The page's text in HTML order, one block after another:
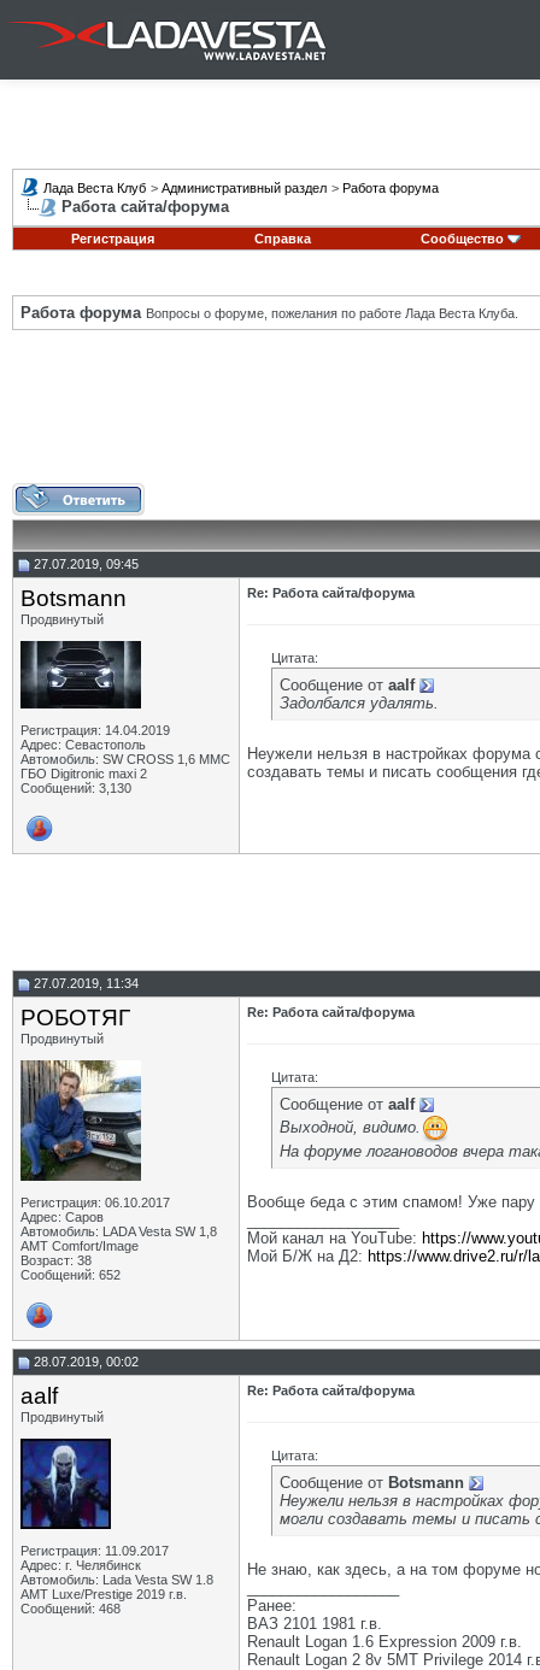
Лада Веста Клуб > Административный раздел > Работа форума
Работа сайта/форума
Регистрация Справка Сообщество
Работа форума Вопросы о форуме, пожелания по работе Лада Веста Клуба.
27.07.2019, 09:45
Botsmann
Продвинутый
Регистрация: 14.04.2019
Адрес: Севастополь
Автомобиль: SW CROSS 1,6 ММС
ГБО Digitronic maxi 2
Сообщений: 3,130
Re: Работа сайта/форума
Цитата:
Сообщение от aalf
Задолбался удалять.
Неужели нельзя в настройках
создавать темы и писать сообщения
27.07.2019, 11:34
РОБОТЯГ
Продвинутый
Регистрация: 06.10.2017
Адрес: Саров
Автомобиль: LADA Vesta SW 1,8
АМТ Comfort/Image
Возраст: 38
Сообщений: 652
Re: Работа сайта/форума
Цитата:
Сообщение от aalf
Выходной, видимо.
На форуме логановодов вчера
Вообще беда с этим спамом! Уже пару
Мой канал на YouTube: https://
Мой Б/Ж на Д2: https://www.drive2.ru/r/
28.07.2019, 00:02
aalf
Продвинутый
Регистрация: 11.09.2017
Адрес: г. Челябинск
Автомобиль: Lada Vesta SW 1.8
АМТ Luxe/Prestige 2019 г.в.
Сообщений: 468
Re: Работа сайта/форума
Цитата:
Сообщение от Botsmann
Неужели нельзя в настройках
могли создавать темы и писать
Не знаю, как здесь, а на том форуме
Ранее:
ВАЗ 2101 1981 г.в.
Renault Logan 1.6 Expression 2009 г.в.
Renault Logan 2 8v 5МТ Privilege 2014